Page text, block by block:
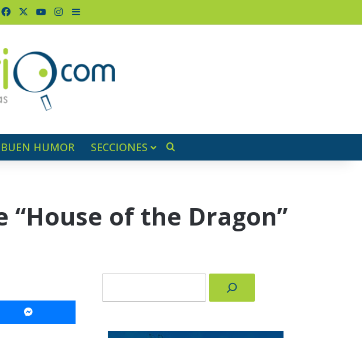
FacebookYouTubeInstagram
Barra lateral
BUEN HUMOR SECCIONES
of the Dragon”
Messenger